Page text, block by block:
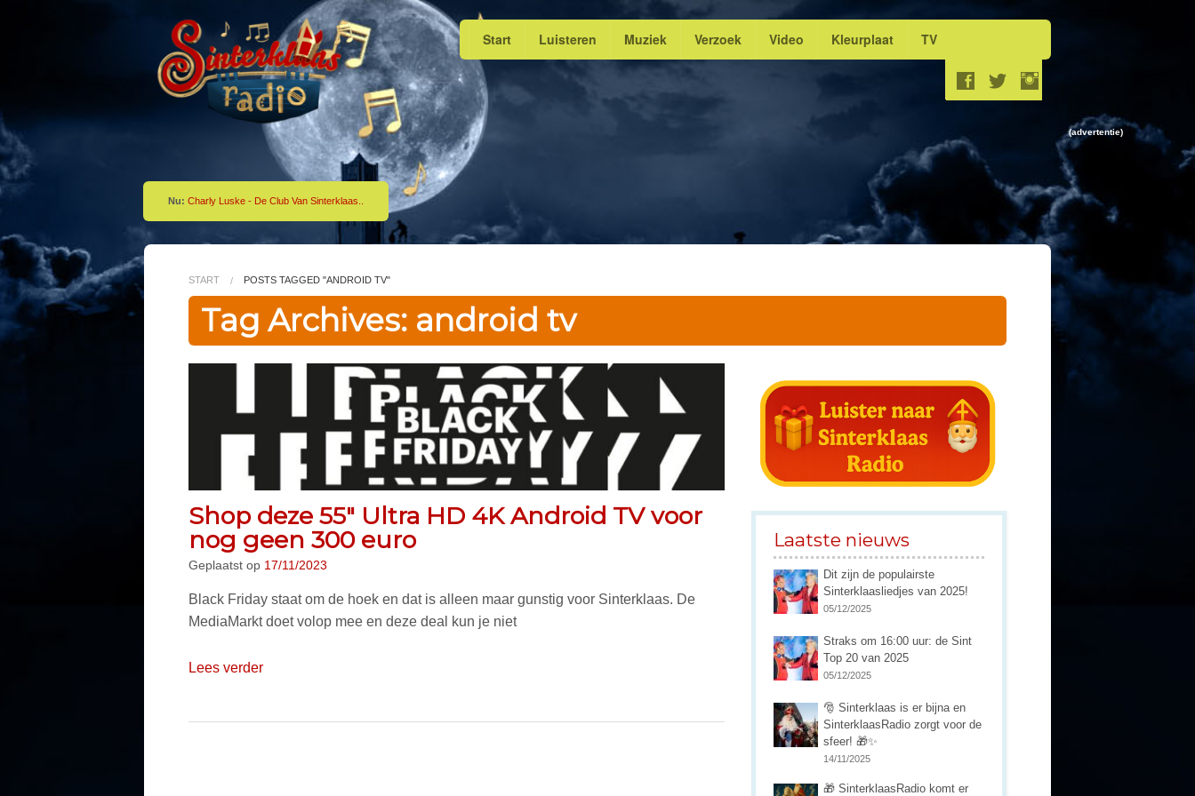
Start Luisteren Muziek Verzoek Video Kleurplaat TV
Nu: Charly Luske - De Club Van Sinterklaas..
(advertentie)
START POSTS TAGGED "ANDROID TV"
Tag Archives: android tv
Shop deze 55″ Ultra HD 4K Android TV voor
nog geen 300 euro
Geplaatst op 17/11/2023
Black Friday staat om de hoek en dat is alleen maar gunstig voor Sinterklaas. De
MediaMarkt doet volop mee en deze deal kun je niet
Lees verder
Laatste nieuws
Dit zijn de populairste
Sinterklaasliedjes van 2025!
05/12/2025
Straks om 16:00 uur: de Sint
Top 20 van 2025
05/12/2025
🎅 Sinterklaas is er bijna en
SinterklaasRadio zorgt voor de
sfeer! 🎁✨
14/11/2025
🎁 SinterklaasRadio komt er